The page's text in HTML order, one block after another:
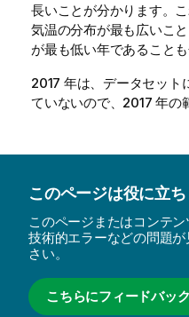
長いことが分かります。
気温の分布が最も広いこ
が最も低い年であることも
2017 年は、データセット
ていないので、2017 年の
このページは役に立
このページまたはコンテン
技術的エラーなどの問題
さい。
こちらにフィードバッ